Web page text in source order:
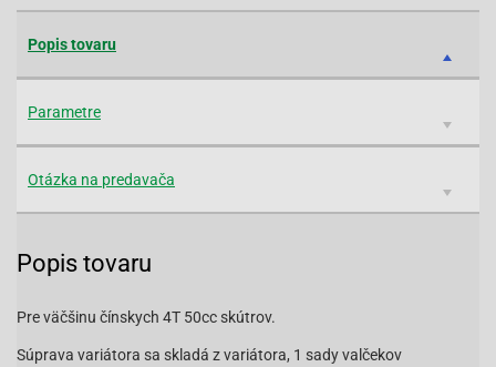
Popis tovaru
Parametre
Otázka na predavača
Popis tovaru
Pre väčšinu čínskych 4T 50cc skútrov.
Súprava variátora sa skladá z variátora, 1 sady valčekov